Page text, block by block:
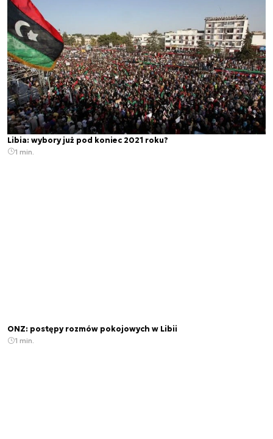
Libia: wybory już pod koniec 2021 roku?
1 min.
ONZ: postępy rozmów pokojowych w Libii
1 min.